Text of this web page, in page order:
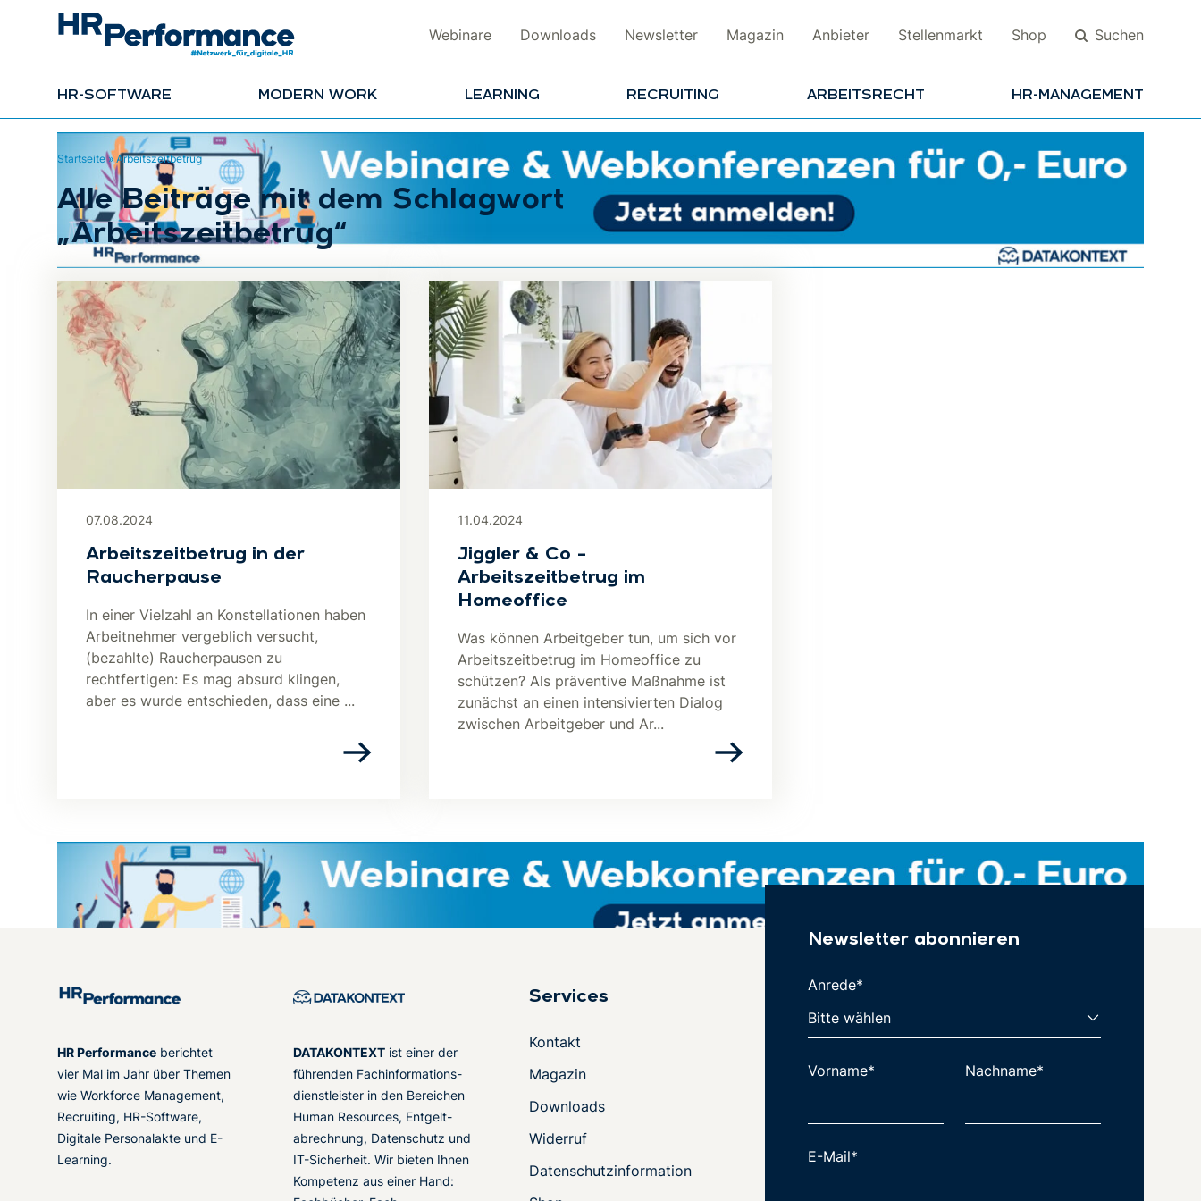
Webinare Downloads Newsletter Magazin Anbieter Stellenmarkt Shop Suchen
HR-SOFTWARE MODERN WORK LEARNING RECRUITING ARBEITSRECHT HR-MANAGEMENT
Suchen
Startseite»Arbeitszeitbetrug
Alle Beiträge mit dem Schlagwort
„Arbeitszeitbetrug“
07.08.2024
Arbeitszeitbetrug in der
Raucherpause
In einer Vielzahl an Konstellationen haben
Arbeitnehmer vergeblich versucht,
(bezahlte) Raucherpausen zu
rechtfertigen: Es mag absurd klingen,
aber es wurde entschieden, dass eine ...
11.04.2024
Jiggler & Co –
Arbeitszeitbetrug im
Homeoffice
Was können Arbeitgeber tun, um sich vor
Arbeitszeitbetrug im Homeoffice zu
schützen? Als präventive Maßnahme ist
zunächst an einen intensivierten Dialog
zwischen Arbeitgeber und Ar...
HR Performance berichtet
vier Mal im Jahr über Themen
wie Workforce Management,
Recruiting, HR-Software,
Digitale Personalakte und E-
Learning.
DATAKONTEXT ist einer der
führenden Fachinformations-
dienstleister in den Bereichen
Human Resources, Entgelt-
abrechnung, Datenschutz und
IT-Sicherheit. Wir bieten Ihnen
Kompetenz aus einer Hand:
Services
Kontakt
Magazin
Downloads
Widerruf
Datenschutzinformation
Newsletter abonnieren
Anrede*
Vorname* Nachname*
E-Mail*